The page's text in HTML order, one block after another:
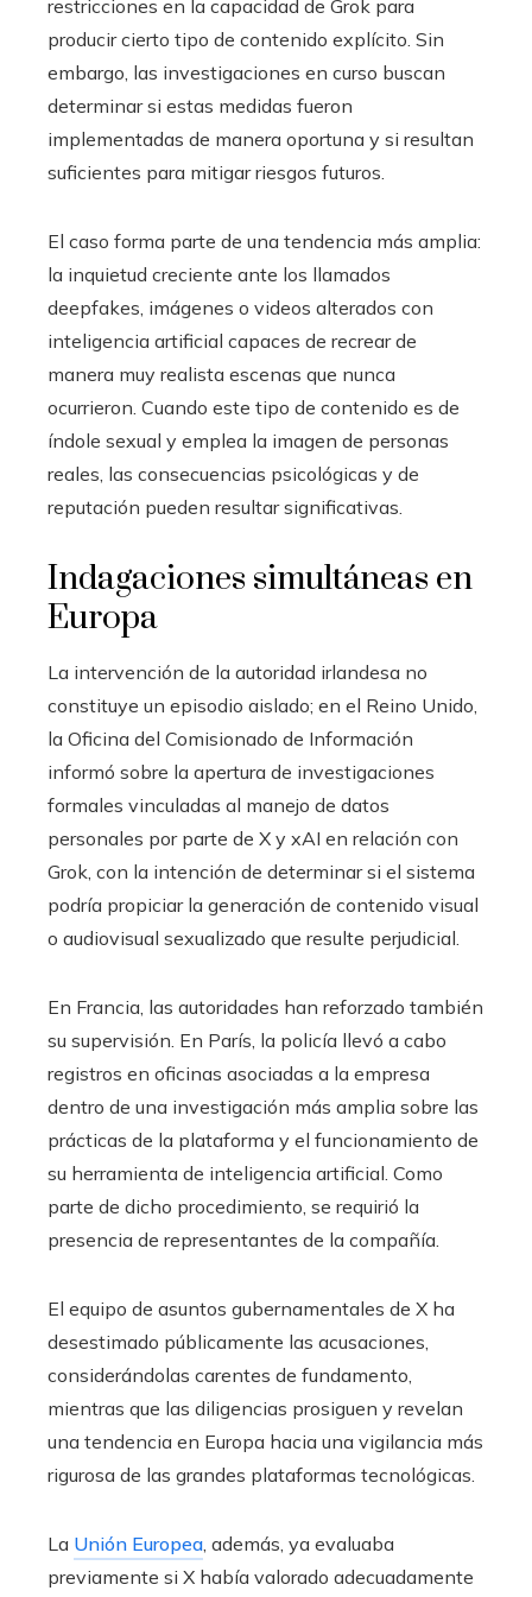
restricciones en la capacidad de Grok para
producir cierto tipo de contenido explícito. Sin
embargo, las investigaciones en curso buscan
determinar si estas medidas fueron
implementadas de manera oportuna y si resultan
suficientes para mitigar riesgos futuros.
El caso forma parte de una tendencia más amplia:
la inquietud creciente ante los llamados
deepfakes, imágenes o videos alterados con
inteligencia artificial capaces de recrear de
manera muy realista escenas que nunca
ocurrieron. Cuando este tipo de contenido es de
índole sexual y emplea la imagen de personas
reales, las consecuencias psicológicas y de
reputación pueden resultar significativas.
Indagaciones simultáneas en
Europa
La intervención de la autoridad irlandesa no
constituye un episodio aislado; en el Reino Unido,
la Oficina del Comisionado de Información
informó sobre la apertura de investigaciones
formales vinculadas al manejo de datos
personales por parte de X y xAI en relación con
Grok, con la intención de determinar si el sistema
podría propiciar la generación de contenido visual
o audiovisual sexualizado que resulte perjudicial.
En Francia, las autoridades han reforzado también
su supervisión. En París, la policía llevó a cabo
registros en oficinas asociadas a la empresa
dentro de una investigación más amplia sobre las
prácticas de la plataforma y el funcionamiento de
su herramienta de inteligencia artificial. Como
parte de dicho procedimiento, se requirió la
presencia de representantes de la compañía.
El equipo de asuntos gubernamentales de X ha
desestimado públicamente las acusaciones,
considerándolas carentes de fundamento,
mientras que las diligencias prosiguen y revelan
una tendencia en Europa hacia una vigilancia más
rigurosa de las grandes plataformas tecnológicas.
La Unión Europea, además, ya evaluaba
previamente si X había valorado adecuadamente